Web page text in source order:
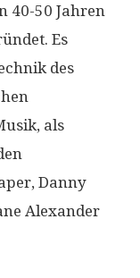
40-50 Jahren
Es
des
als
Danny
Alexander